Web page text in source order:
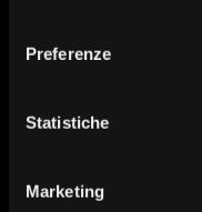
Preferenze
Statistiche
Marketing